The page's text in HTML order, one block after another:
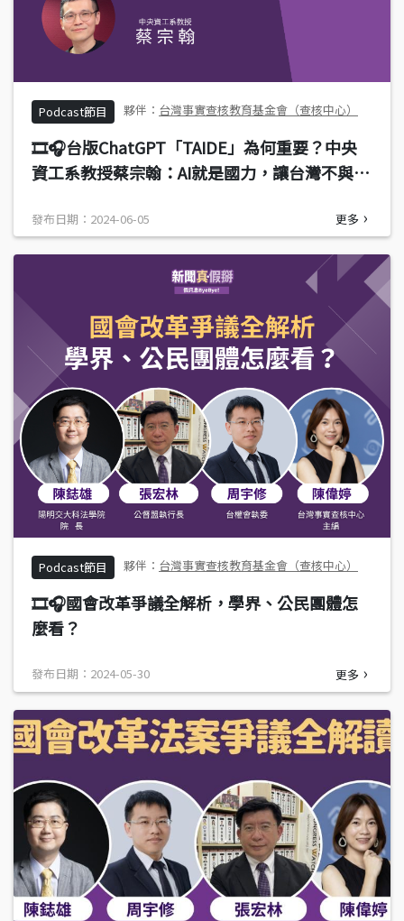
Podcast節目 台灣事實查核教育基金會（查核中心）
🎞️🎧台版ChatGPT「TAIDE」為何重要？中央
資工系教授蔡宗翰：AI就是國力，讓台灣不與他
發布日期：2024-06-05 更多
Podcast節目 台灣事實查核教育基金會（查核中心）
🎞️🎧國會改革爭議全解析，學界、公民團體怎
麼看？
發布日期：2024-05-30 更多